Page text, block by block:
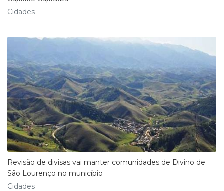
Cidades
Revisão de divisas vai manter comunidades de Divino de
São Lourenço no município
Cidades